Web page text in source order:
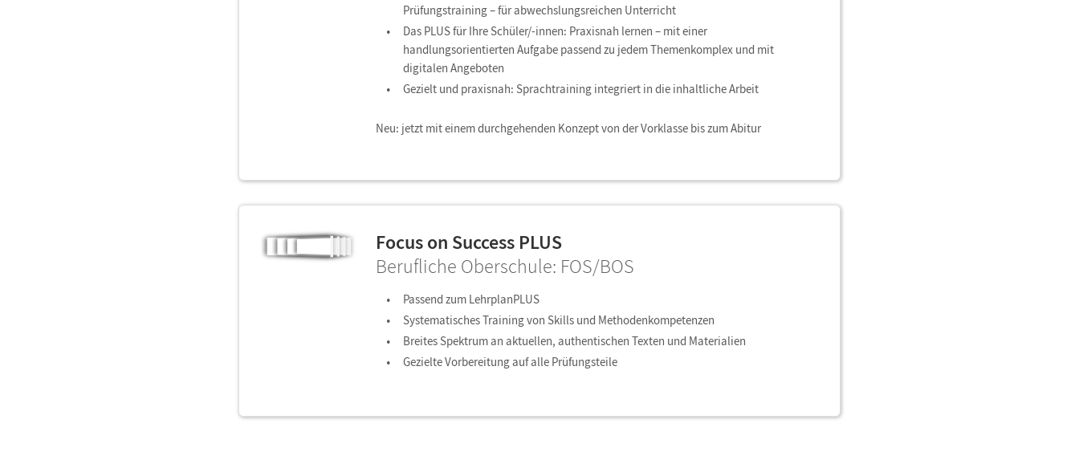
Prüfungstraining – für abwechslungsreichen Unterricht
Das PLUS für Ihre Schüler/-innen: Praxisnah lernen – mit einer
handlungsorientierten Aufgabe passend zu jedem Themenkomplex und mit
digitalen Angeboten
Gezielt und praxisnah: Sprachtraining integriert in die inhaltliche Arbeit
Neu: jetzt mit einem durchgehenden Konzept von der Vorklasse bis zum Abitur
Focus on Success PLUS
Berufliche Oberschule: FOS/BOS
Passend zum LehrplanPLUS
Systematisches Training von Skills und Methodenkompetenzen
Breites Spektrum an aktuellen, authentischen Texten und Materialien
Gezielte Vorbereitung auf alle Prüfungsteile